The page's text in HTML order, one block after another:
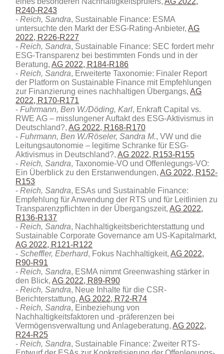
R240-R243
Reich, Sandra, Sustainable Finance: ESMA
untersuchte den Markt der ESG-Rating-Anbieter,AG
2022, R226-R227
Reich, Sandra, Sustainable Finance: SEC fordert mehr
ESG-Transparenz bei bestimmten Fonds und in der
Beratung,AG 2022, R184-R186
Reich, Sandra, Erweiterte Taxonomie: Finaler Report
der Platform on Sustainable Finance mit Empfehlungen
zur Finanzierung eines nachhaltigen Übergangs,AG
2022, R170-R171
Fuhrmann, Ben W./Döding, Karl, Enkraft Capital vs.
RWE AG – misslungener Auftakt des ESG-Aktivismus in
Deutschland?,AG 2022, R168-R170
Fuhrmann, Ben W./Röseler, Sandra M., VW und die
Leitungsautonomie – legitime Schranke für ESG-
Aktivismus in Deutschland?,AG 2022, R153-R155
Reich, Sandra, Taxonomie-VO und Offenlegungs-VO:
Ein Überblick zu den Erstanwendungen,AG 2022, R152-
R153
Reich, Sandra, ESAs und Sustainable Finance:
Empfehlung für Anwendung der RTS und für Leitlinien zu
Transparenzpflichten in der Übergangszeit,AG 2022,
R136-R137
Reich, Sandra, Nachhaltigkeitsberichterstattung und
Sustainable Corporate Governance am US-Kapitalmarkt,
AG 2022, R121-R122
Scheffler, Eberhard, Fokus Nachhaltigkeit,AG 2022,
R90-R91
Reich, Sandra, ESMA nimmt Greenwashing stärker in
den Blick,AG 2022, R89-R90
Reich, Sandra, Neue Inhalte für die CSR-
Berichterstattung,AG 2022, R72-R74
Reich, Sandra, Einbeziehung von
Nachhaltigkeitsfaktoren und -präferenzen bei
Vermögensverwaltung und Anlageberatung,AG 2022,
R24-R25
Reich, Sandra, Sustainable Finance: Zweiter RTS-